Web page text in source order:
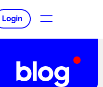
Login
blog